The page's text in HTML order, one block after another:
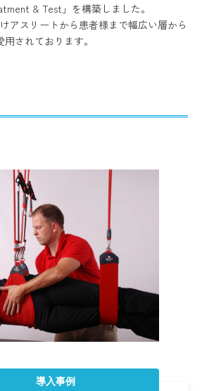
& Test」を構築しました。
アスリートから患者様まで幅広い層から
用されております。
導入事例